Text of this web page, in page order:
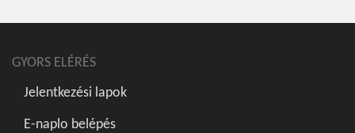
GYORS ELÉRÉS
Jelentkezési lapok
E-naplo belépés